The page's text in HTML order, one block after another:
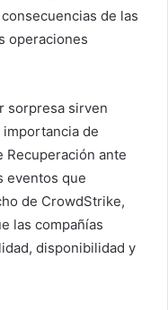
de las
operaciones
sorpresa sirven
de
Recuperación ante
eventos que
de CrowdStrike,
las compañías
disponibilidad y